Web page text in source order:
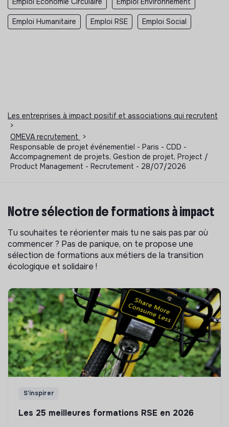
Emploi Humanitaire Emploi RSE Emploi Social
Les entreprises à impact positif et associations qui recrutent
>
OMEVA recrutement
>
Responsable de projet événementiel - Paris - CDD -
Accompagnement de projets, Gestion de projet, Project /
Product Management - Recrutement - 28/07/2026
Notre sélection de formations à impact
Tu souhaites te réorienter mais tu ne sais pas par où
commencer ? Pas de panique, on te propose une
sélection de formations aux métiers de la transition
écologique et solidaire !
S'inspirer
Les 25 meilleures formations RSE en 2026